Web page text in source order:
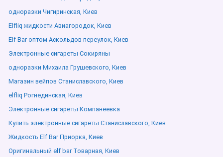
одноразки Чигиринская, Киев
Elfliq жидкости Авиагородок, Киев
Elf Bar оптом Аскольдов переулок, Киев
Электронные сигареты Сокиряны
одноразки Михаила Грушевского, Киев
Магазин вейпов Станиславского, Киев
elfliq Рогнединская, Киев
Электронные сигареты Компанеевка
Купить электронные сигареты Станиславского, Киев
Жидкость Elf Bar Приорка, Киев
Оригинальный elf bar Товарная, Киев